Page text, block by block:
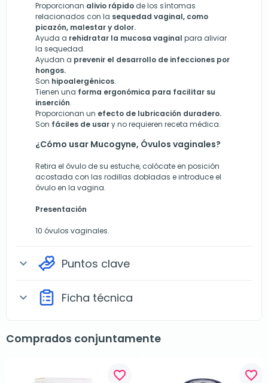
Proporcionan alivio rápido de los síntomas
relacionados con la sequedad vaginal, como
picazón, malestar y dolor.
Ayuda a rehidratar la mucosa vaginal para aliviar
la sequedad.
Ayudan a prevenir el desarrollo de infecciones por
hongos.
Son hipoalergénicos.
Tienen una forma ergonómica para facilitar su
inserción.
Proporcionan un efecto de lubricación duradero.
Son fáciles de usary no requieren receta médica.
¿Cómo usar Mucogyne, Óvulos vaginales?
Retira el óvulo de su estuche, colócate en posición
acostada con las rodillas dobladas e introduce el
óvulo en la vagina.
Presentación
10 óvulos vaginales.
expand_more Puntos clave
expand_more Ficha técnica
Comprados conjuntamente
favorite_border favorite_border